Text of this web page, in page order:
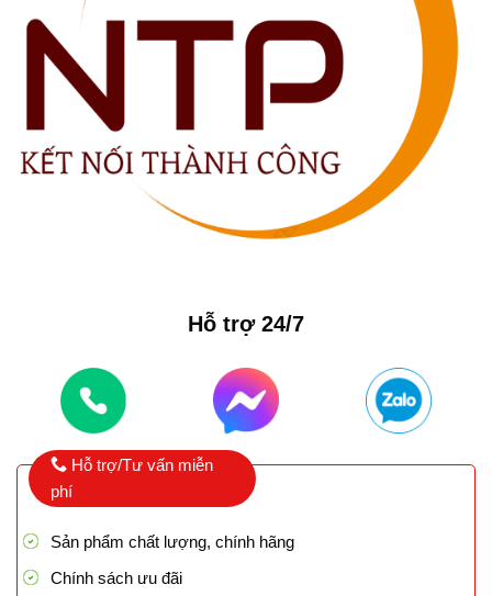
Hỗ trợ 24/7
Hỗ trợ/Tư vấn miễn
phí
Sản phẩm chất lượng, chính hãng
Chính sách ưu đãi